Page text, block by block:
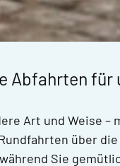
Abfahrten für
Art und Weise –
über
Sie